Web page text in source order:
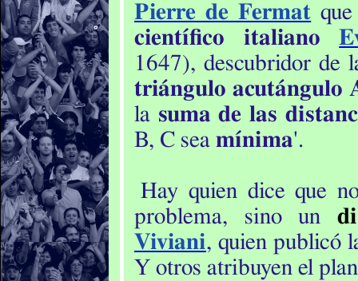
Pierre de Fermat
científico italiano
1647), descubridor de
triángulo acutángulo
la suma de las
B, C sea mínima'.
Hay quien dice que
problema, sino un
Viviani, quien publicó
Y otros atribuyen el